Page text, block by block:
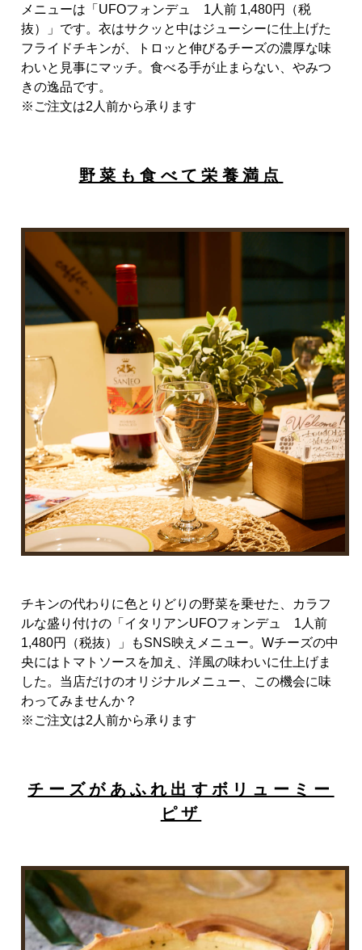
メニューは「 UFOフォンデュ 1 人前 1,480円（税
抜）」です。衣はサクッと中はジューシーに仕上げた
フライドチキンが、トロッと伸びるチーズの濃厚な味
わいと見事にマッチ。食べる手が止まらない、やみつ
きの逸品です。
※ご注文は2 人前から承ります
野菜も食べて栄養満点
チキンの代わりに色とりどりの野菜を乗せた、カラフ
ルな盛り付けの「イタリアンUFOフォンデュ 1 人前
1,480円（税抜）」もSNS映えメニュー。 Wチーズの中
央にはトマトソースを加え、洋風の味わいに仕上げま
した。当店だけのオリジナルメニュー、この機会に味
わってみませんか？
※ご注文は2 人前から承ります
チーズがあふれ出すボリューミー
ピザ